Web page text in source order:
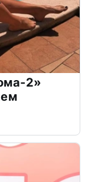
2»